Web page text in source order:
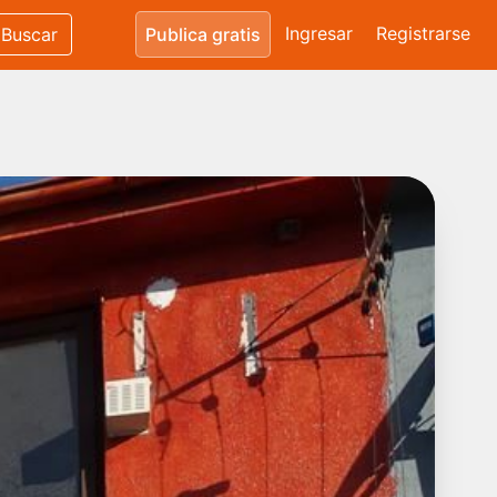
Buscar Publica gratis Ingresar Registrarse